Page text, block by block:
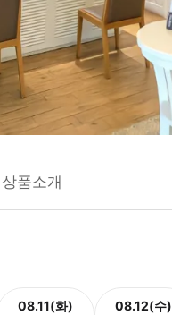
상품소개
08.11(화) 08.12(수)